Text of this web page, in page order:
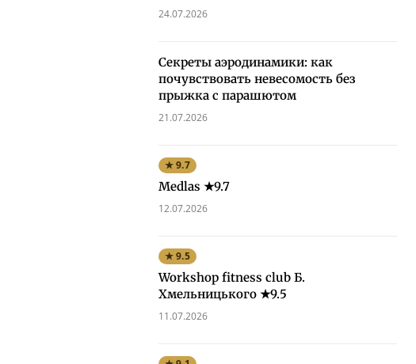
24.07.2026
Секреты аэродинамики: как
почувствовать невесомость без
прыжка с парашютом
21.07.2026
★ 9.7
Medlas ★9.7
12.07.2026
★ 9.5
Workshop fitness club Б.
Хмельницького ★9.5
11.07.2026